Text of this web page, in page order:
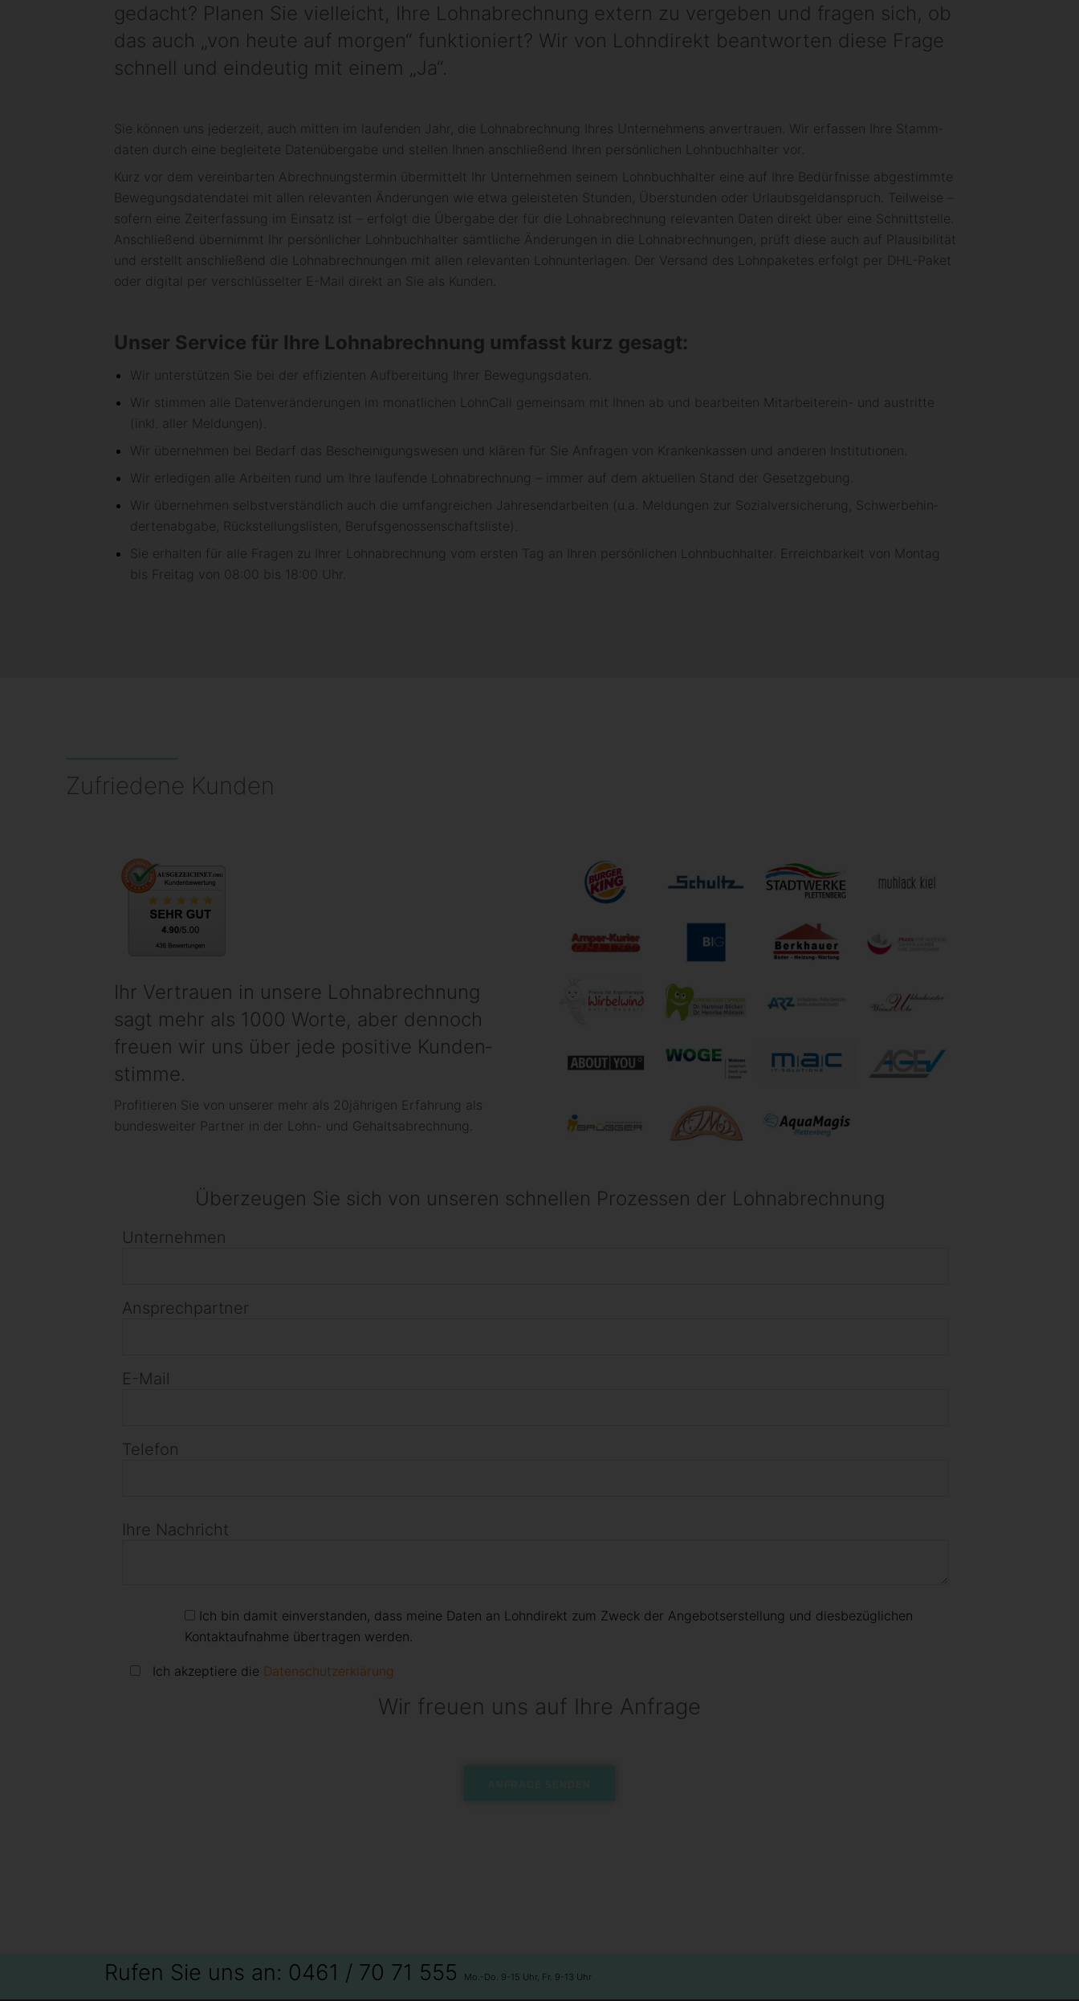
gedacht? Planen Sie vielleicht, Ihre Lohn­ab­rechnung extern zu ver­geben und fragen sich, ob
das auch „von heute auf morgen“ funktioniert? Wir von Lohn­direkt beant­worten diese Frage
schnell und ein­deutig mit einem „Ja“.
Sie können uns jederzeit, auch mitten im lauf­enden Jahr, die Lohn­ab­rechnung Ihres Unter­nehmens an­ver­trauen. Wir er­fassen Ihre Stamm­
daten durch eine be­gleitete Daten­über­gabe und stellen Ihnen an­schließend Ihren persön­lichen Lohn­buch­halter vor.
Kurz vor dem ver­ein­barten Ab­rechnungs­termin über­mittelt Ihr Unter­nehmen seinem Lohn­buch­halter eine auf Ihre Bedürf­nisse ab­gestimmte
Be­wegungs­daten­datei mit allen relevanten Än­derun­gen wie etwa geleis­teten Stunden, Über­stunden oder Urlaubs­geld­anspruch. Teil­weise –
sofern eine Zeit­erfas­sung im Ein­satz ist – erfolgt die Über­gabe der für die Lohn­abrech­nung relevan­ten Daten direkt über eine Schnitt­stelle.
An­schließend über­nimmt Ihr persön­licher Lohn­buch­halter sämtliche Än­derungen in die Lohn­abrech­nungen, prüft diese auch auf Plau­sibilität
und erstellt an­schließend die Lohn­ab­rech­nun­gen mit allen relevan­ten Lohn­unter­lagen. Der Ver­sand des Lohn­paketes er­folgt per DHL-Paket
oder digital per ver­schlüssel­ter E-Mail direkt an Sie als Kunden.
Unser Service für Ihre Lohn­ab­rech­nung umfasst kurz­ gesagt:
Wir unter­stützen Sie bei der effizienten Auf­berei­tung Ihrer Be­wegungs­daten.
Wir stimmen alle Daten­ver­änder­ungen im monatlichen Lohn­Call gemeinsam mit Ihnen ab und bearbeiten Mit­arbeiter­ein- und austritte
(inkl. aller Meldungen).
Wir über­nehmen bei Bedarf das Be­scheinigungs­wesen und klären für Sie An­fragen von Kranken­kassen und anderen Institutionen.
Wir erledigen alle Arbeiten rund um Ihre lauf­ende Lohn­abrech­nung – immer auf dem aktuellen Stand der Gesetz­gebung.
Wir über­nehmen selbst­ver­ständ­lich auch die um­fang­reichen Jahres­end­arbeiten (u.a. Meldungen zur Sozial­ver­sicherung, Schwer­behin­
derten­abgabe, Rück­stellungs­listen, Berufs­genossen­schafts­liste).
Sie erhalten für alle Fragen zu Ihrer Lohn­abrech­nung vom ersten Tag an Ihren persön­lichen Lohn­buch­halter. Erreichbarkeit von Montag
bis Freitag von 08:00 bis 18:00 Uhr.
Zufriedene Kunden
Ihr Ver­trauen in unsere Lohn­ab­rech­nung
sagt mehr als 1000 Worte, aber dennoch
freuen wir uns über jede positive Kunden­
stimme.
Profitieren Sie von unserer mehr als 20jährigen Erfahrung als
bundesweiter Partner in der Lohn- und Gehaltsabrechnung.
Über­zeugen Sie sich von unseren schnellen Prozessen der Lohn­ab­rechnung
Unternehmen
Ansprechpartner
E-Mail
Telefon
Ihre Nachricht
Ich bin damit einverstanden, dass meine Daten an Lohndirekt zum Zweck der Angebotserstellung und diesbezüglichen
Kontaktaufnahme übertragen werden.
Ich akzeptiere die Datenschutzerklärung
Wir freuen uns auf Ihre Anfrage
Rufen Sie uns an: 0461 / 70 71 555 Mo.-Do. 9-15 Uhr, Fr. 9-13 Uhr